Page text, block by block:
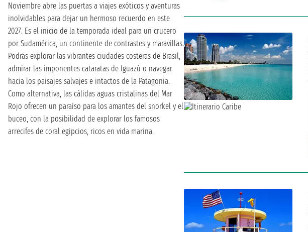
Noviembre abre las puertas a viajes exóticos y aventuras
inolvidables para dejar un hermoso recuerdo en este
2027. Es el inicio de la temporada ideal para un crucero
por Sudamérica, un continente de contrastes y maravillas.
Podrás explorar las vibrantes ciudades costeras de Brasil,
admirar las imponentes cataratas de Iguazú o navegar
hacia los paisajes salvajes e intactos de la Patagonia.
Como alternativa, las cálidas aguas cristalinas del Mar
Rojo ofrecen un paraíso para los amantes del snorkel y el
buceo, con la posibilidad de explorar los famosos
arrecifes de coral egipcios, ricos en vida marina.